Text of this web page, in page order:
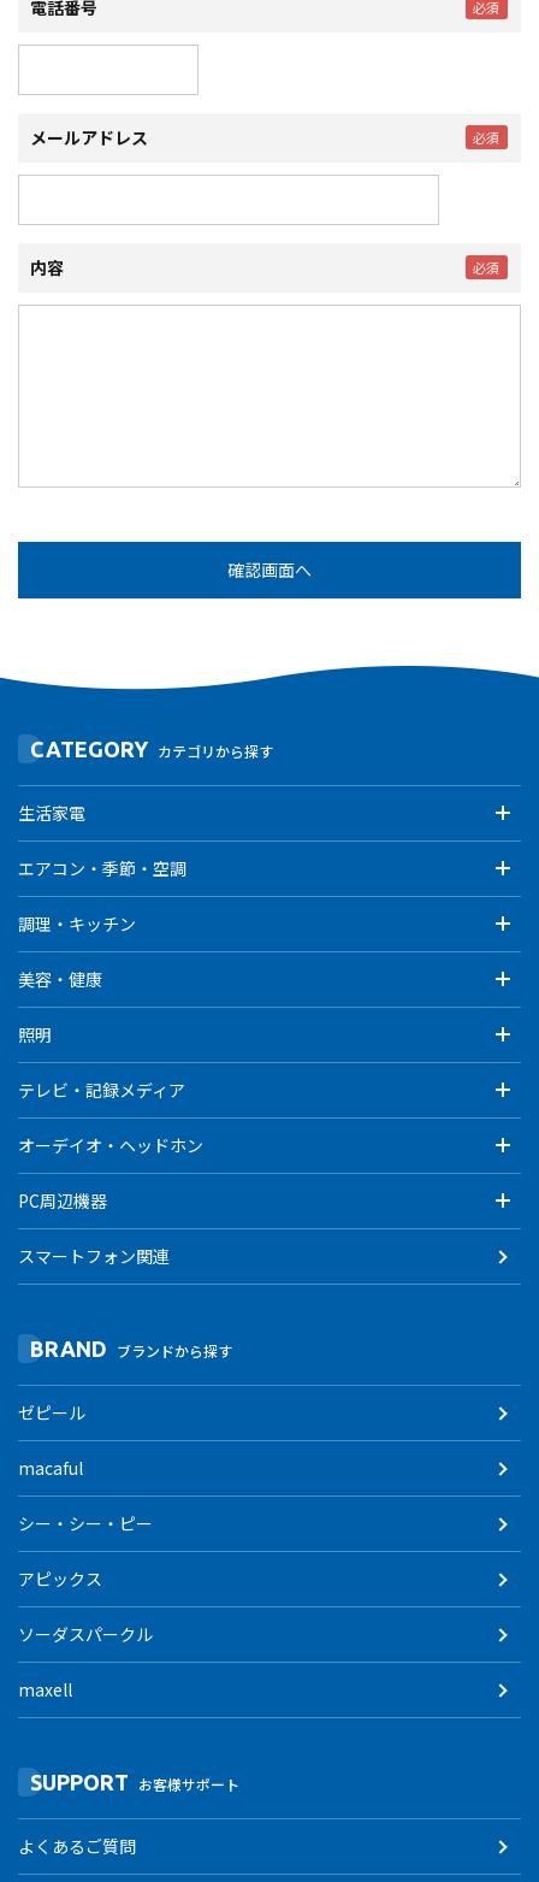
電話番号
メールアドレス
内容
CATEGORY カテゴリから探す
生活家電
エアコン・季節・空調
調理・キッチン
美容・健康
照明
テレビ・記録メディア
オーデイオ・ヘッドホン
PC周辺機器
スマートフォン関連
BRAND ブランドから探す
ゼピール
macaful
シー・シー・ピー
アピックス
ソーダスパークル
maxell
SUPPORT お客様サポート
よくあるご質問